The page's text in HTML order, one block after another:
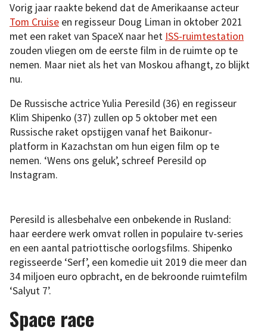
Vorig jaar raakte bekend dat de Amerikaanse acteur
Tom Cruise en regisseur Doug Liman in oktober 2021
met een raket van SpaceX naar het ISS-ruimtestation
zouden vliegen om de eerste film in de ruimte op te
nemen. Maar niet als het van Moskou afhangt, zo blijkt
nu.
De Russische actrice Yulia Peresild (36) en regisseur
Klim Shipenko (37) zullen op 5 oktober met een
Russische raket opstijgen vanaf het Baikonur-
platform in Kazachstan om hun eigen film op te
nemen. ‘Wens ons geluk’, schreef Peresild op
Instagram.
Peresild is allesbehalve een onbekende in Rusland:
haar eerdere werk omvat rollen in populaire tv-series
en een aantal patriottische oorlogsfilms. Shipenko
regisseerde ‘Serf’, een komedie uit 2019 die meer dan
34 miljoen euro opbracht, en de bekroonde ruimtefilm
‘Salyut 7’.
Space race